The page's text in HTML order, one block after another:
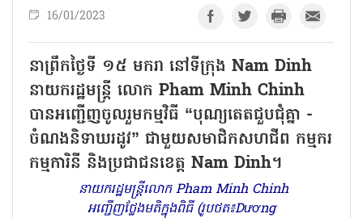
16/01/2023
នាព្រឹកថ្ងៃទី ១៥ មករា នៅទីក្រុង Nam Dinh
នាយករដ្ឋមន្ត្រី លោក Pham Minh Chinh
បានអញ្ជើញចូលរួមកម្មវិធី “បុណ្យតេតជួបជុំគ្នា -
ចំណងនិទាឃរដូវ” ជាមួយសមាជិកសហជីព កម្មករ
កម្មការិនី និងប្រជាជនខេត្ត Nam Dinh។